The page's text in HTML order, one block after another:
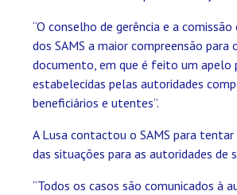
“O conselho de gerência e a
dos SAMS a maior compreensão
documento, em que é feito um apelo
estabelecidas pelas autoridades
beneficiários e utentes”.
A Lusa contactou o SAMS para
das situações para as autoridades de
“Todos os casos são comunicados à